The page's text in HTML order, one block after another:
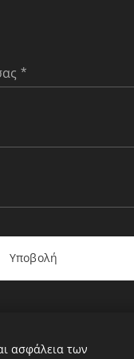
Υποβολή
ασφάλεια των